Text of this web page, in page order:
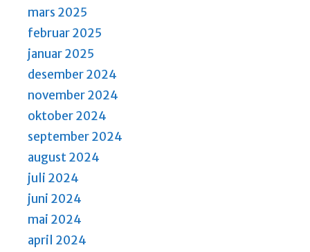
mars 2025
februar 2025
januar 2025
desember 2024
november 2024
oktober 2024
september 2024
august 2024
juli 2024
juni 2024
mai 2024
april 2024